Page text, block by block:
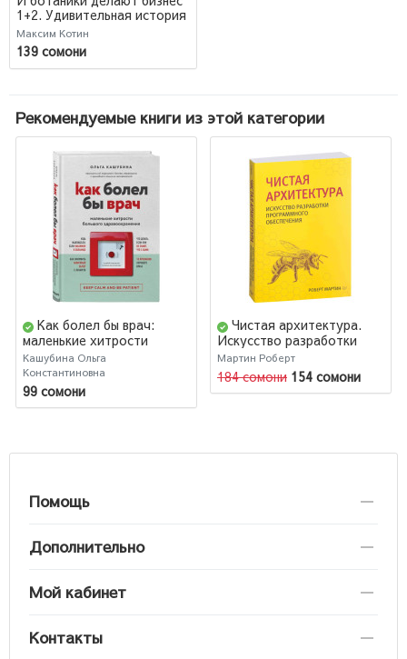
1+2. Удивительная история
основателя "Додо Пиццы"
Федора Овчинникова. От
провала до миллиона
Максим Котин
139 сомони
Рекомендуемые книги из этой категории
Как болел бы врач:
маленькие хитрости
большого
здравоохранения
Кашубина Ольга
Константиновна
99 сомони
Чистая архитектура.
Искусство разработки
программного обеспечения
Мартин Роберт
184 сомони 154 сомони
Помощь
Дополнительно
Мой кабинет
Контакты